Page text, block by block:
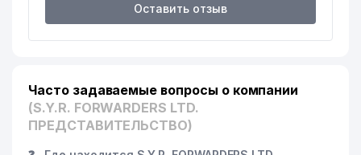
РЕГИОНАЛЬНАЯ ДЕЛЕГАЦИЯ
МЕЖДУНАРОДНОГО КОМИТЕТА
20 INTERDENT ЧП
21 KASIMOV BUSINESS ООО
Оставить отзыв
Часто задаваемые вопросы о компании
(S.Y.R. FORWARDERS LTD.
ПРЕДСТАВИТЕЛЬСТВО)